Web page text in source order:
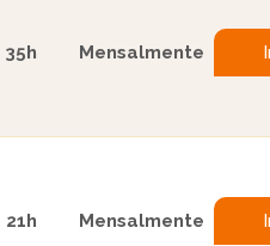
35h Mensalmente
21h Mensalmente